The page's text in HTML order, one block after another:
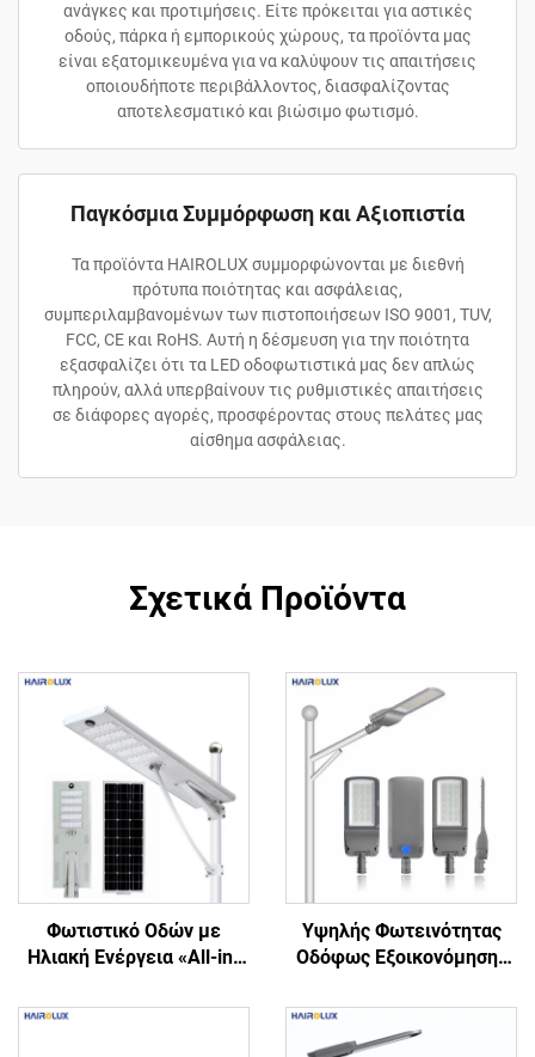
ανάγκες και προτιμήσεις. Είτε πρόκειται για αστικές
οδούς, πάρκα ή εμπορικούς χώρους, τα προϊόντα μας
είναι εξατομικευμένα για να καλύψουν τις απαιτήσεις
οποιουδήποτε περιβάλλοντος, διασφαλίζοντας
αποτελεσματικό και βιώσιμο φωτισμό.
Παγκόσμια Συμμόρφωση και Αξιοπιστία
Τα προϊόντα HAIROLUX συμμορφώνονται με διεθνή
πρότυπα ποιότητας και ασφάλειας,
συμπεριλαμβανομένων των πιστοποιήσεων ISO 9001, TUV,
FCC, CE και RoHS. Αυτή η δέσμευση για την ποιότητα
εξασφαλίζει ότι τα LED οδοφωτιστικά μας δεν απλώς
πληρούν, αλλά υπερβαίνουν τις ρυθμιστικές απαιτήσεις
σε διάφορες αγορές, προσφέροντας στους πελάτες μας
αίσθημα ασφάλειας.
Σχετικά Προϊόντα
Φωτιστικό Οδών με
Ηλιακή Ενέργεια «All-in-
Λευκό, Μονοκρυσταλλικό
Υψηλής Φωτεινότητας
Οδόφως Εξοικονόμησης
και Αυτοκινητόδρομους,
Φωτεινή LED Λάμπα Οδού